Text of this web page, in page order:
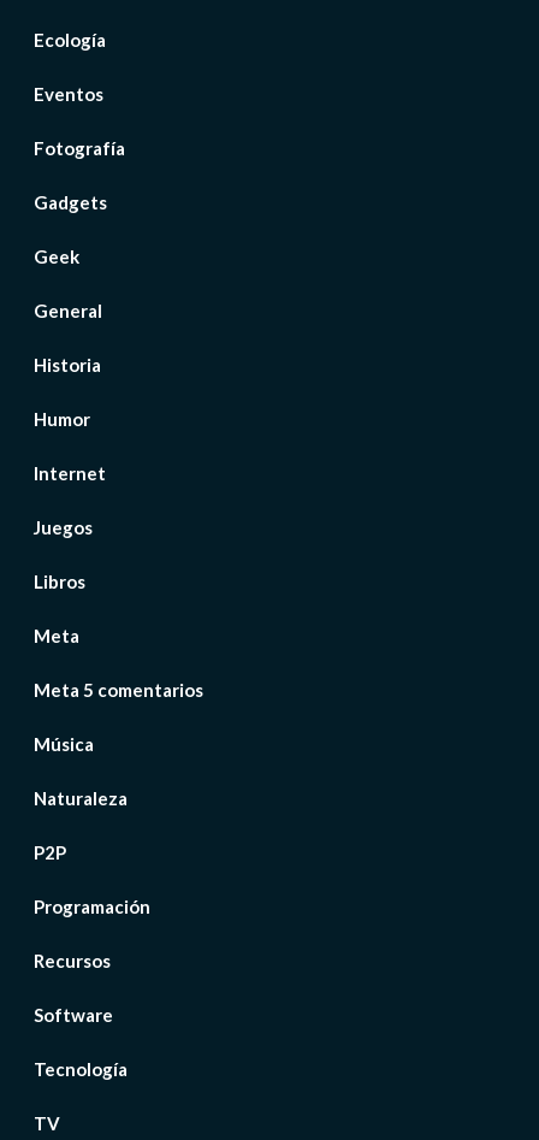
Ecología
Eventos
Fotografía
Gadgets
Geek
General
Historia
Humor
Internet
Juegos
Libros
Meta
Meta 5 comentarios
Música
Naturaleza
P2P
Programación
Recursos
Software
Tecnología
TV